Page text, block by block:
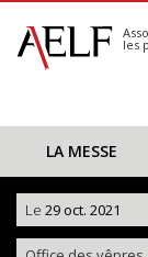
S'abonner
Calendrier
les
LA MESSE
Le 29 oct. 2021